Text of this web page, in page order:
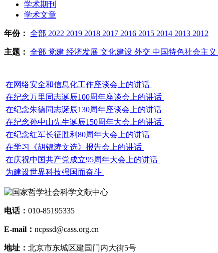
学术期刊
学术文章
年份： 全部 2022 2019 2018 2017 2016 2015 2014 2013 2012
主题： 全部 党建 经济发展 文化建设 外交 中国特色社会主义
在网络安全和信息化工作座谈会上的讲话
在纪念万里同志诞辰100周年座谈会上的讲话
在纪念朱德同志诞辰130周年座谈会上的讲话
在纪念孙中山先生诞辰150周年大会上的讲话
在纪念红军长征胜利80周年大会上的讲话
在学习《胡锦涛文选》报告会上的讲话
在庆祝中国共产党成立95周年大会上的讲话
为建设世界科技强国而奋斗
电话： 010-85195335
E-mail： ncpssd@cass.org.cn
地址： 北京市东城区建国门内大街5号